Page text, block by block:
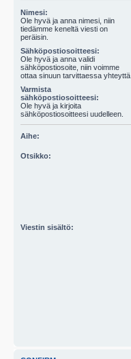
Nimesi:
Ole hyvä ja anna nimesi, niin
tiedämme keneltä viesti on
peräisin.
Sähköpostiosoitteesi:
Ole hyvä ja anna validi
sähköpostiosoite, niin voimme
ottaa sinuun tarvittaessa yhteyttä.
Varmista
sähköpostiosoitteesi:
Ole hyvä ja kirjoita
sähköpostiosoitteesi uudelleen.
Aihe:
Otsikko:
Viestin sisältö: